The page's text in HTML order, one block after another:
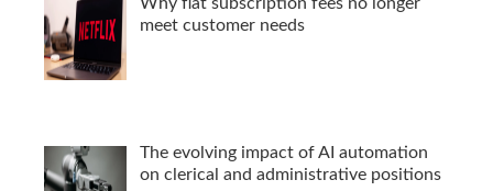
meet customer needs
The evolving impact of AI automation
on clerical and administrative positions